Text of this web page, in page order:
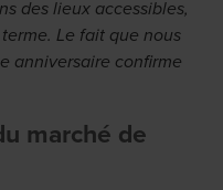
des lieux accessibles,
Le fait que nous
anniversaire confirme
marché de